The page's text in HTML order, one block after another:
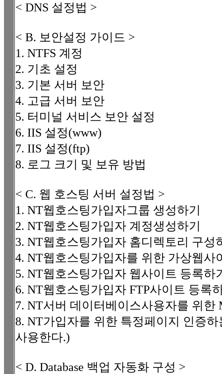
< DNS 설정법 >
< B. 보안설정 가이드 >
1. NTFS 계정
2. 기초 설정
3. 기본 서버 보안
4. 고급 서버 보안
5. 터미널 서비스 보안 설정
6. IIS 설정(www)
7. IIS 설정(ftp)
8. 로그 크기 및 보유 방법
< C. 웹 호스팅 서버 설정법 >
1. NT웹호스팅가입자그룹 생성하기
2. NT웹호스팅가입자 계정생성하기
3. NT웹호스팅가입자 홈디렉토리 구성
4. NT웹호스팅가입자를 위한 가상웹사
5. NT웹호스팅가입자 웹사이트 등록하
6. NT웹호스팅가입자 FTP사이트 등록
7. NT서버 데이터베이스사용자를 위한
8. NT가입자를 위한 특정페이지 인증
사용한다.)
< D. Database 백업 자동화 구성 >